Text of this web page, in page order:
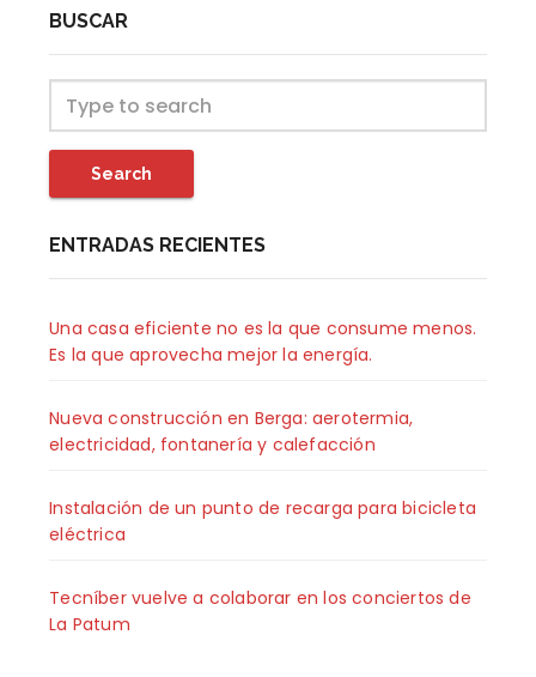
BUSCAR
Search
ENTRADAS RECIENTES
Una casa eficiente no es la que consume menos.
Es la que aprovecha mejor la energía.
Nueva construcción en Berga: aerotermia,
electricidad, fontanería y calefacción
Instalación de un punto de recarga para bicicleta
eléctrica
Tecníber vuelve a colaborar en los conciertos de
La Patum